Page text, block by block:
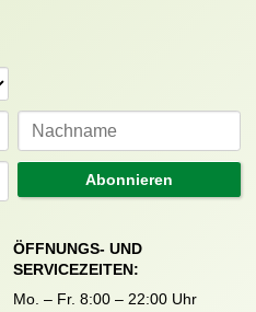
Abonnieren
ÖFFNUNGS- UND
SERVICEZEITEN:
Mo. – Fr. 8:00 – 22:00 Uhr